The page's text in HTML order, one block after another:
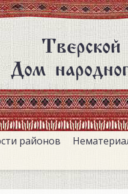
Тверской
Дом
районов